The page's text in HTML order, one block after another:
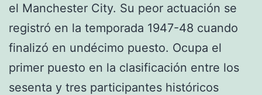
el Manchester City. Su peor actuación se
registró en la temporada 1947-48 cuando
finalizó en undécimo puesto. Ocupa el
primer puesto en la clasificación entre los
sesenta y tres participantes históricos